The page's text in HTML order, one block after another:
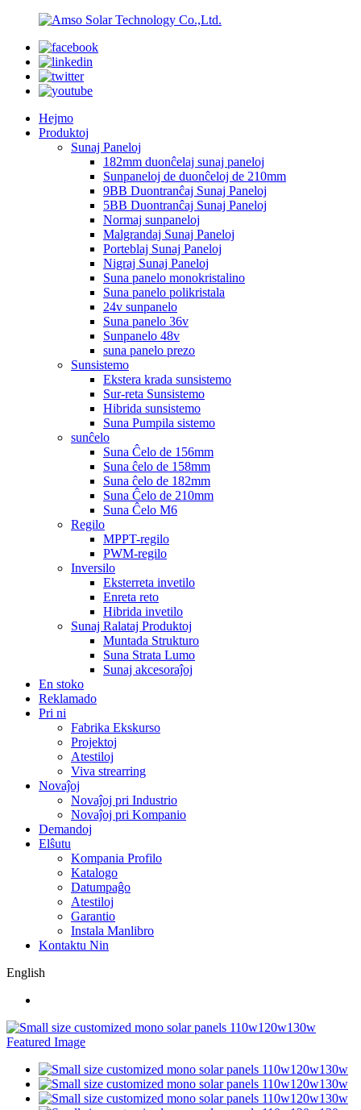
Hejmo
Produktoj
Sunaj Paneloj
182mm duonĉelaj sunaj paneloj
Sunpaneloj de duonĉeloj de 210mm
9BB Duontranĉaj Sunaj Paneloj
5BB Duontranĉaj Sunaj Paneloj
Normaj sunpaneloj
Malgrandaj Sunaj Paneloj
Porteblaj Sunaj Paneloj
Nigraj Sunaj Paneloj
Suna panelo monokristalino
Suna panelo polikristala
24v sunpanelo
Suna panelo 36v
Sunpanelo 48v
suna panelo prezo
Sunsistemo
Ekstera krada sunsistemo
Sur-reta Sunsistemo
Hibrida sunsistemo
Suna Pumpila sistemo
sunĉelo
Suna Ĉelo de 156mm
Suna ĉelo de 158mm
Suna ĉelo de 182mm
Suna Ĉelo de 210mm
Suna Ĉelo M6
Regilo
MPPT-regilo
PWM-regilo
Inversilo
Eksterreta invetilo
Enreta reto
Hibrida invetilo
Sunaj Ralataj Produktoj
Muntada Strukturo
Suna Strata Lumo
Sunaj akcesoraĵoj
En stoko
Reklamado
Pri ni
Fabrika Ekskurso
Projektoj
Atestiloj
Viva strearring
Novaĵoj
Novaĵoj pri Industrio
Novaĵoj pri Kompanio
Demandoj
Elŝutu
Kompania Profilo
Katalogo
Datumpaĝo
Atestiloj
Garantio
Instala Manlibro
Kontaktu Nin
English